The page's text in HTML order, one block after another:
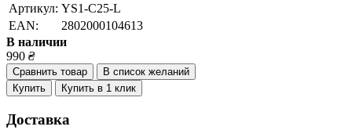
Артикул: YS1-C25-L
EAN:
2802000104613
В наличии
990 ₴
Сравнить товар
В список желаний
Купить
Купить в 1 клик
Доставка